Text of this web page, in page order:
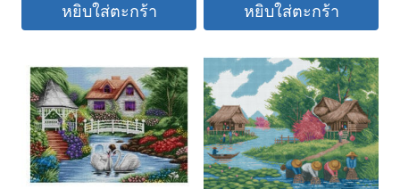
หยิบใส่ตะกร้า หยิบใส่ตะกร้า